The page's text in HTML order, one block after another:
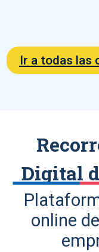
Ir a todas las
Digital
online